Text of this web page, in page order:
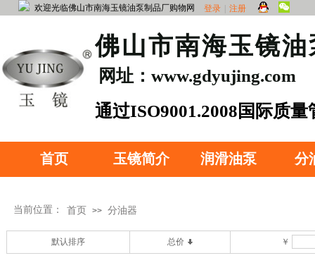
登录 注册
欢迎光临佛山市南海玉镜油泵制品厂购物网
首页 玉镜简介 润滑油泵 分
佛山市南海玉镜
​通过ISO9001.2008国际质
网址：www.gdyujing.com
当前位置： 首页 >> 分油器
默认排序 总价 ￥